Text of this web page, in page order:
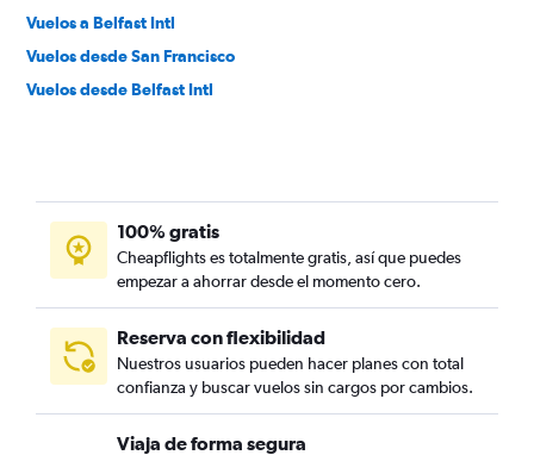
Vuelos a Belfast Intl
Vuelos desde San Francisco
Vuelos desde Belfast Intl
100% gratis
Cheapflights es totalmente gratis, así que puedes
empezar a ahorrar desde el momento cero.
Reserva con flexibilidad
Nuestros usuarios pueden hacer planes con total
confianza y buscar vuelos sin cargos por cambios.
Viaja de forma segura